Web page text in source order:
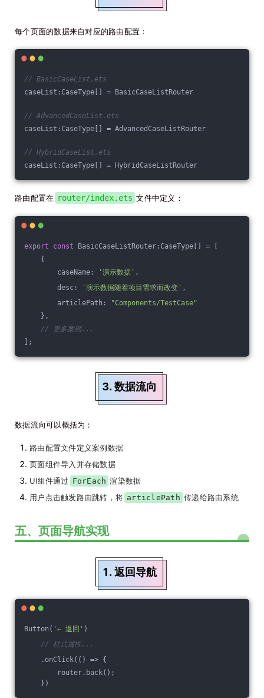
每个页面的数据来自对应的路由配置：
// BasicCaseList.ets
caseList:CaseType[] = BasicCaseListRouter
// AdvancedCaseList.ets
caseList:CaseType[] = AdvancedCaseListRouter
// HybridCaseList.ets
caseList:CaseType[] = HybridCaseListRouter
路由配置在 router/index.ets 文件中定义：
export const BasicCaseListRouter:CaseType[] = [
{
caseName:
'演示数据' ,
desc:
'演示数据随着项目需求而改变' ,
articlePath:
"Components/TestCase"
},
// 更多案例...
];
3. 数据流向
数据流向可以概括为：
路由配置文件定义案例数据
页面组件导入并存储数据
UI组件通过 ForEach 渲染数据
用户点击触发路由跳转，将 articlePath 传递给路由系统
五、页面导航实现
1. 返回导航
Button( '← 返回' )
// 样式属性...
.onClick( () => {
router.back();
})